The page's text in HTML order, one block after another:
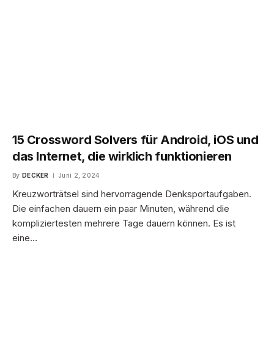
15 Crossword Solvers für Android, iOS und
das Internet, die wirklich funktionieren
By DECKER Juni 2, 2024
Kreuzworträtsel sind hervorragende Denksportaufgaben.
Die einfachen dauern ein paar Minuten, während die
kompliziertesten mehrere Tage dauern können. Es ist
eine…